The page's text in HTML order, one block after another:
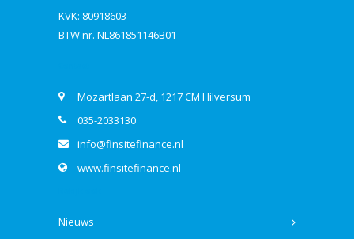
KVK: 80918603
BTW nr. NL861851146B01
Mozartlaan 27-d, 1217 CM Hilversum
035-2033130
info@finsitefinance.nl
www.finsitefinance.nl
Nieuws